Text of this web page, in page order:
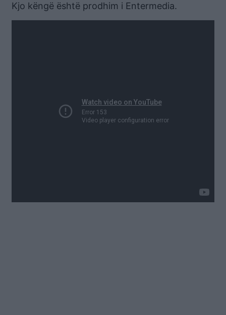
Kjo këngë është prodhim i Entermedia.